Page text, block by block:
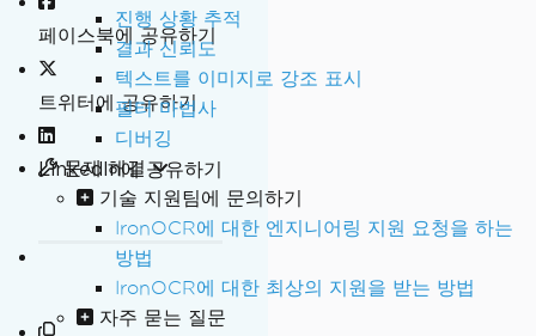
진행 상황 추적
결과 신뢰도
텍스트를 이미지로 강조 표시
필터 마법사
디버깅
문제 해결
기술 지원팀에 문의하기
IronOCR에 대한 엔지니어링 지원 요청을 하는
방법
IronOCR에 대한 최상의 지원을 받는 방법
자주 묻는 질문
페이스북에 공유하기
트위터에 공유하기
LinkedIn에 공유하기